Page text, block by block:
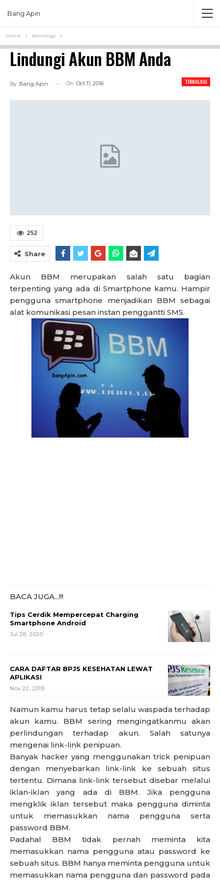
Bang Apin
Home teknologi
Lindungi Akun BBM Anda
TEKNOLOGI
By Bang Apin On Oct 11, 2016
252
Share
Akun BBM merupakan salah satu bagian
terpenting yang ada di Smartphone kamu. Hampir
pengguna smartphone menjadikan BBM sebagai
alat komunikasi pesan instan penggantti SMS.
BACA JUGA...!!!
Tips Cerdik Mempercepat Charging
Smartphone Android
Jul 28, 2020
CARA DAFTAR BPJS KESEHATAN LEWAT
APLIKASI
Nov 22, 2019
Namun kamu harus tetap selalu waspada terhadap
akun kamu. BBM sering mengingatkanmu akan
perlindungan terhadap akun. Salah satunya
mengenai link-link penipuan.
Banyak hacker yang menggunakan trick penipuan
dengan menyebarkan link-link ke sebuah situs
tertentu. Dimana link-link tersebut disebar melalui
iklan-iklan yang ada di BBM. Jika pengguna
mengklik iklan tersebut maka pengguna diminta
untuk memasukkan nama pengguna serta
password BBM.
Padahal BBM tidak pernah meminta kita
memasukkan nama pengguna atau password ke
sebuah situs. BBM hanya meminta pengguna untuk
memasukkan nama pengguna dan password pada